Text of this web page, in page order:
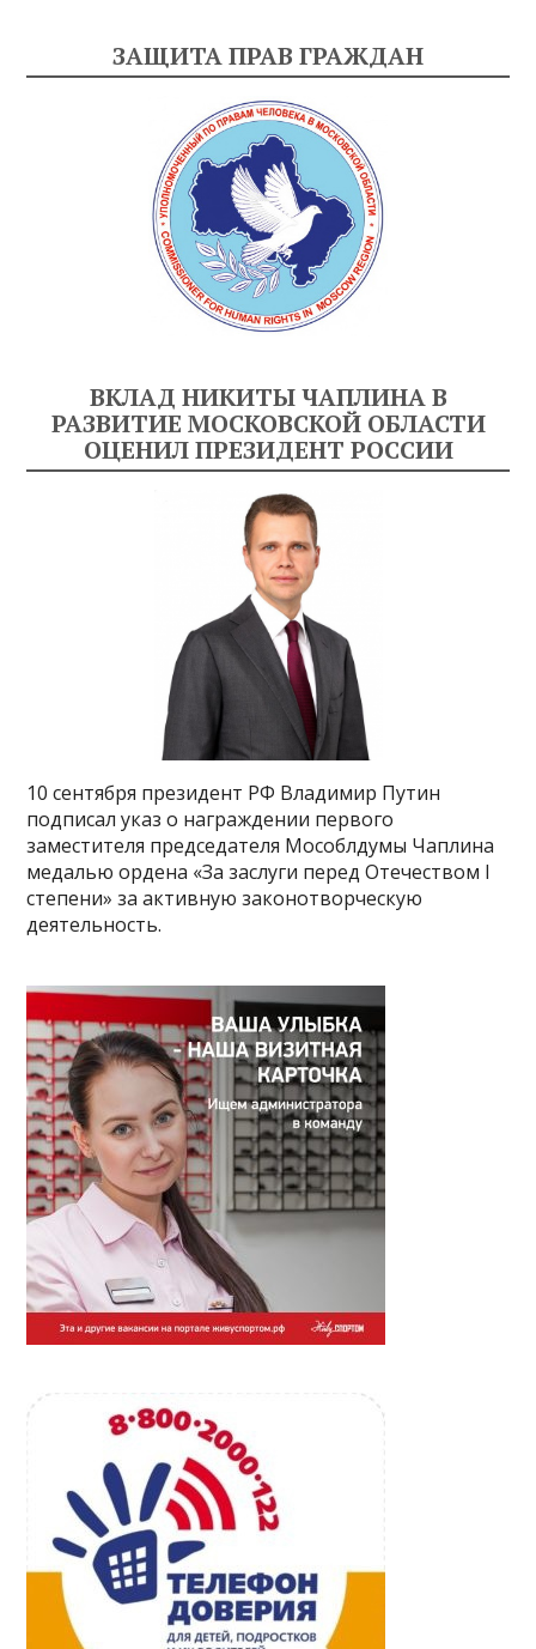
ЗАЩИТА ПРАВ ГРАЖДАН
ВКЛАД НИКИТЫ ЧАПЛИНА В
РАЗВИТИЕ МОСКОВСКОЙ ОБЛАСТИ
ОЦЕНИЛ ПРЕЗИДЕНТ РОССИИ
10 сентября президент РФ Владимир Путин
подписал указ о награждении первого
заместителя председателя Мособлдумы Чаплина
медалью ордена «За заслуги перед Отечеством I
степени» за активную законотворческую
деятельность.